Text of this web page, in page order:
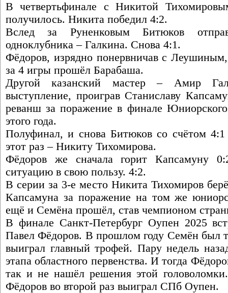
В четвертьфинале с Никитой
получилось. Никита победил 4:2.
Вслед за Руненковым Битюков
одноклубника – Галкина. Снова 4:1.
Фёдоров, изрядно понервничав с
за 4 игры прошёл Барабаша.
Другой казанский мастер – Амир
выступление, проиграв Станиславу
реванш за поражение в финале
этого года.
Полуфинал, и снова Битюков со счётом 4:1
этот раз – Никиту Тихомирова.
Фёдоров же сначала горит Капсамуну
ситуацию в свою пользу. 4:2.
В серии за 3-е место Никита Тихомиров
Капсамуна за поражение на том же
ещё и Семёна прошёл, став чемпионом
В финале Санкт-Петербург Оупен 2025
Павел Фёдоров. В прошлом году Семён был
выиграл главный трофей. Пару недель
этапа областного первенства. И тогда
так и не нашёл решения этой
Фёдоров во второй раз выиграл СПб Оупен.